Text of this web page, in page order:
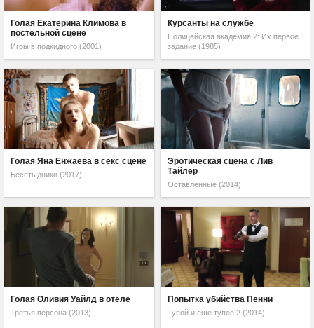
Голая Екатерина Климова в
постельной сцене
Игры в подкидного (2001)
Курсанты на службе
Полицейская академия 2: Их первое
задание (1985)
Голая Яна Енжаева в секс сцене
Бесстыдники (2017)
Эротическая сцена с Лив
Тайлер
Оставленные (2014)
Голая Оливия Уайлд в отеле
Третья персона (2013)
Попытка убийства Пенни
Тупой и еще тупее 2 (2014)